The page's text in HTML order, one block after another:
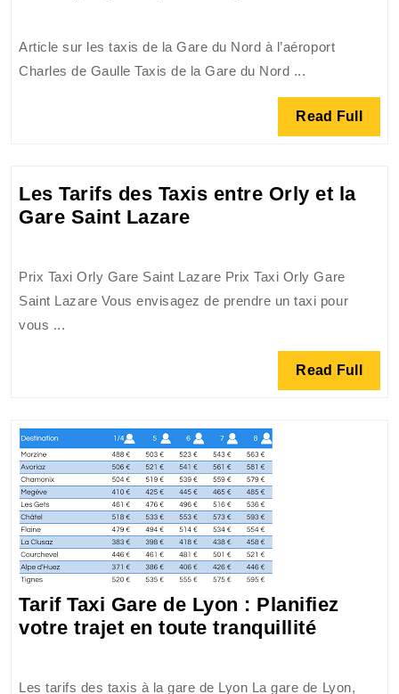
entre
la
Gare
du
l’aéroport
:
un
pratique
Article sur les taxis de la Gare du Nord à l’aéroport
Charles de Gaulle Taxis de la Gare du Nord ...
Read Full
Full
Les Tarifs des Taxis entre Orly et la
Gare Saint LazareLes
Taxis
entre
Saint
Lazare
Prix Taxi Orly Gare Saint Lazare Prix Taxi Orly Gare
Saint Lazare Vous envisagez de prendre un taxi pour
vous ...
Read Full
Full
Tarif Taxi Gare de Lyon : Planifiez
votre trajet en toute tranquillitéTarif
Les tarifs des taxis à la gare de Lyon La gare de Lyon,